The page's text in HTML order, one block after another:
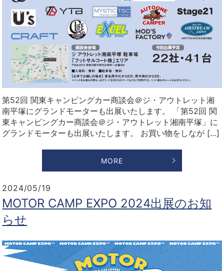
第52回 関東キャンピングカー商談会＠ジ・アウトレット湘
南平塚にグランドモーターも出展いたします。 「第52回 関
東キャンピングカー商談会＠ジ・アウトレット湘南平塚」に
グランドモーターも出展いたします。 お買い物をしなが […]
MORE
2024/05/19
MOTOR CAMP EXPO 2024出展のお知
らせ